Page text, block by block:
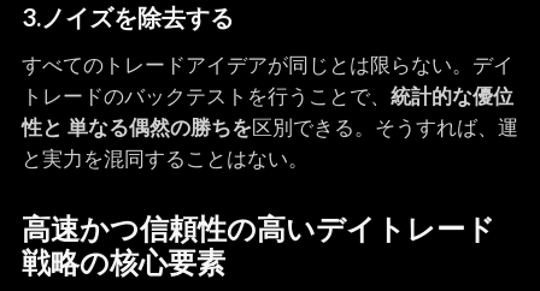
3.ノイズを除去する
すべてのトレードアイデアが同じとは限らない。デイ
トレードのバックテストを行うことで、 統計的な優位
性と 単なる偶然の勝ちを区別できる。そうすれば、運
と実力を混同することはない。
高速かつ信頼性の高いデイトレード
戦略の核心要素